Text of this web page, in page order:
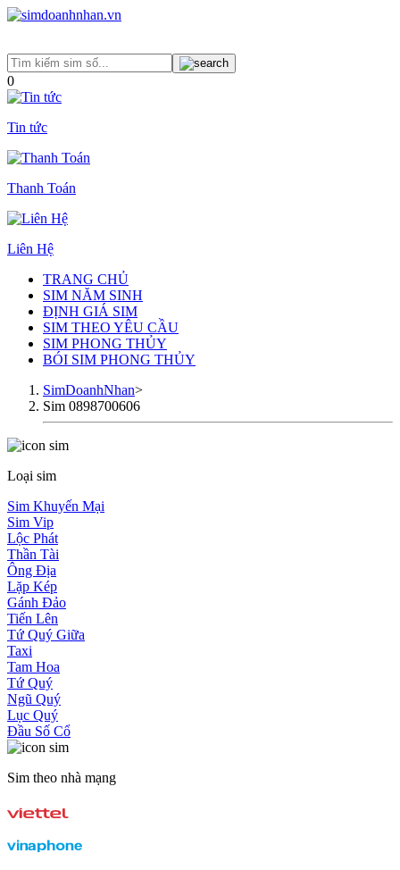
0
Tin tức
Thanh Toán
Liên Hệ
TRANG CHỦ
SIM NĂM SINH
ĐỊNH GIÁ SIM
SIM THEO YÊU CẦU
SIM PHONG THỦY
BÓI SIM PHONG THỦY
SimDoanhNhan>
Sim 0898700606
Loại sim
Sim Khuyến Mại
Sim Vip
Lộc Phát
Thần Tài
Ông Địa
Lặp Kép
Gánh Đảo
Tiến Lên
Tứ Quý Giữa
Taxi
Tam Hoa
Tứ Quý
Ngũ Quý
Lục Quý
Đầu Số Cổ
Sim theo nhà mạng